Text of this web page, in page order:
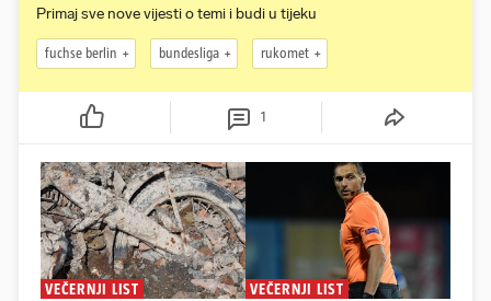
Primaj sve nove vijesti o temi i budi u tijeku
fuchse berlin bundesliga rukomet
1